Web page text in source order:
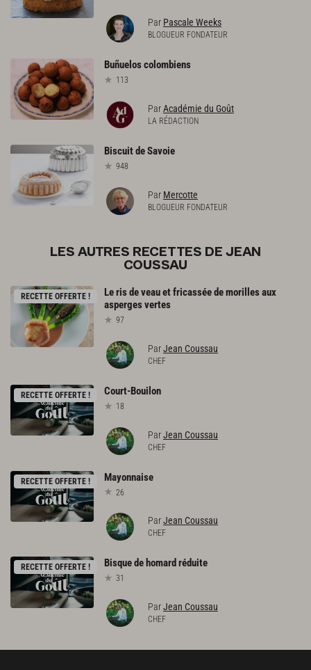
Par Pascale Weeks
BLOGUEUR FONDATEUR
Buñueloscolombiens
113
ParAcadémie du Goût
LA RÉDACTION
BiscuitdeSavoie
948
Par Mercotte
BLOGUEUR FONDATEUR
LES AUTRES RECETTES DE JEAN
COUSSAU
RECETTE OFFERTE ! Lerisdeveauetfricasséedemorillesaux
aspergesvertes
97
ParJean Coussau
CHEF
RECETTE OFFERTE ! Court-Bouilon
18
ParJean Coussau
CHEF
RECETTE OFFERTE ! Mayonnaise
26
ParJean Coussau
CHEF
RECETTE OFFERTE ! Bisquede homard réduite
31
ParJean Coussau
CHEF